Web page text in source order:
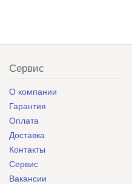
Сервис
О компании
Гарантия
Оплата
Доставка
Контакты
Сервис
Вакансии